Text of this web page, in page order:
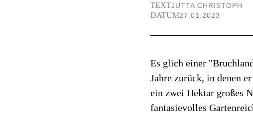
TEXTJUTTA CHRISTOPH
DATUM27.01.2023
Es glich einer
Jahre zurück, in denen
ein zwei Hektar großes
fantasievolles